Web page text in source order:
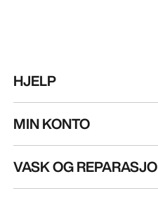
HJELP
MIN KONTO
VASK OG